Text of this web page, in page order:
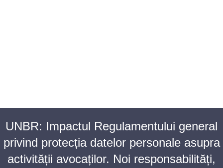
UNBR: Impactul Regulamentului general
privind protecția datelor personale asupra
activității avocaților. Noi responsabilități,